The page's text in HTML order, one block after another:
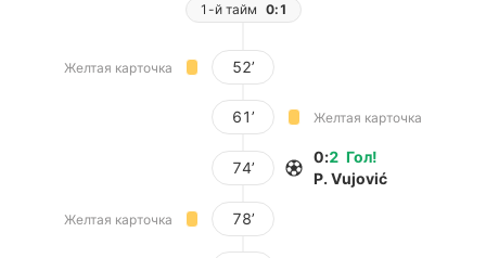
1-й тайм 0:1
Желтая карточка 52’
61’ Желтая карточка
74’
Гол!
0:2
P. Vujović
Желтая карточка 78’